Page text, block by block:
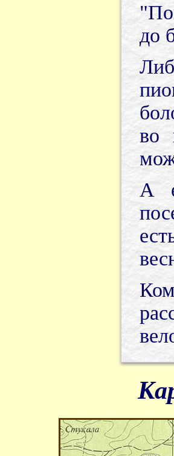
до
во
А